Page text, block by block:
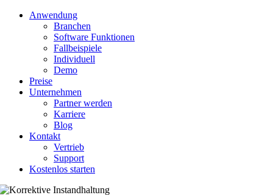
Anwendung
Branchen
Software Funktionen
Fallbeispiele
Individuell
Demo
Preise
Unternehmen
Partner werden
Karriere
Blog
Kontakt
Vertrieb
Support
Kostenlos starten